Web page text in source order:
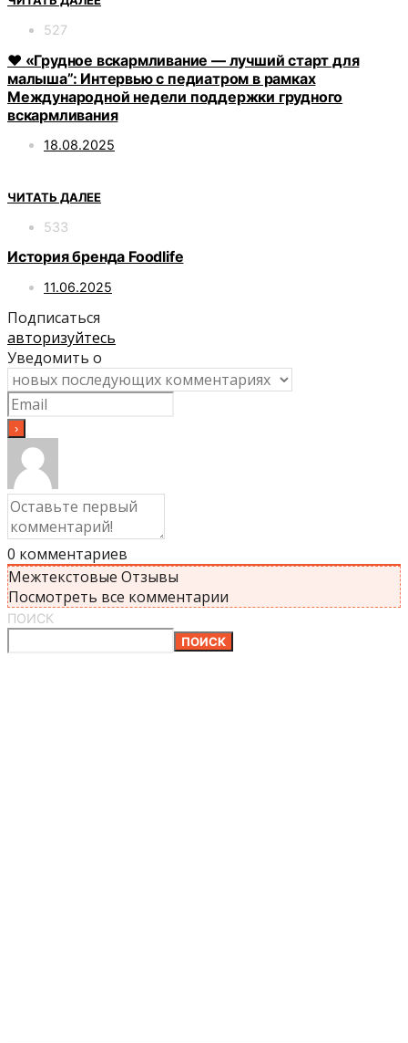
527
❤️ «Грудное вскармливание — лучший старт для
малыша”: Интервью с педиатром в рамках
Международной недели поддержки грудного
вскармливания
18.08.2025
ЧИТАТЬ ДАЛЕЕ
533
История бренда Foodlife
11.06.2025
Подписаться
авторизуйтесь
Уведомить о
0 комментариев
Межтекстовые Отзывы
Посмотреть все комментарии
ПОИСК
ПОИСК